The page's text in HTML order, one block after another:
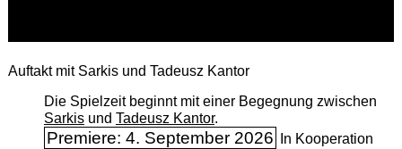
Auftakt mit Sarkis und Tadeusz Kantor
Die Spielzeit beginnt mit einer Begegnung zwischen
Sarkisund Tadeusz Kantor.
Premiere: 4. September 2026
In Kooperation